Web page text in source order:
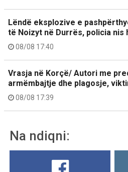
Lëndë eksplozive e
të Noizyt në Durrës, policia
08/08 17:40
Vrasja në Korçë/ Autori me
armëmbajtje dhe plagosje,
08/08 17:39
Na ndiqni: